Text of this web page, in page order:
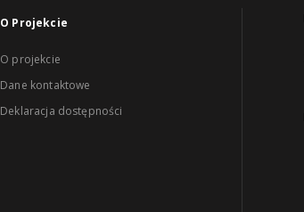
O Projekcie
O projekcie
Dane kontaktowe
Deklaracja dostępności